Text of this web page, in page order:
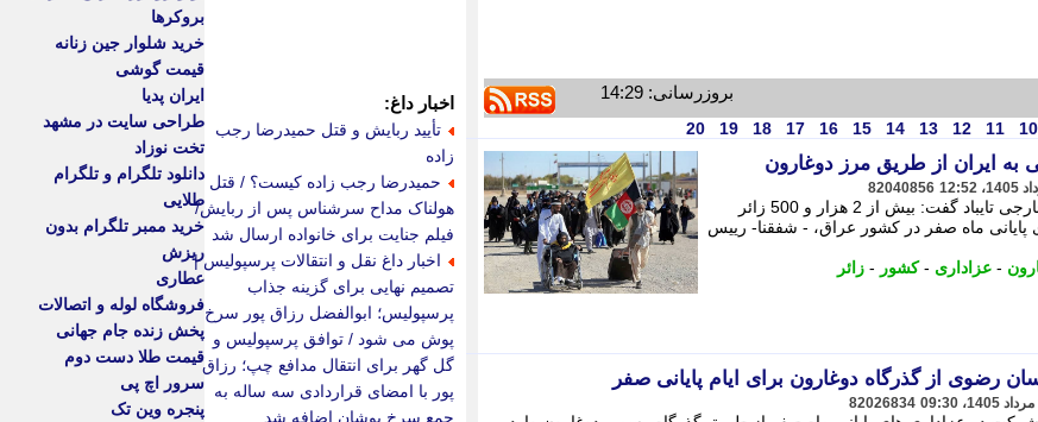
بروزرسانی: 14:29
10
11
12
13
14
15
16
17
18
19
20
82040856
رییس نمایندگی اداره امور اتباع و مهاجرین خارجی تایباد گفت: بیش از 2 هزار و 500 زائر
پایانی ماه صفر در کشور عراق، - شفقنا- رییس
- عزاداری -کشور - زائر
82026834
اخبار داغ:
تأیید ربایش و قتل حمیدرضا رجب
زاده
حمیدرضا رجب زاده کیست؟ / قتل
هولناک مداح سرشناس پس از ربایش/
فیلم جنایت برای خانواده ارسال شد
اخبار داغ نقل و انتقالات پرسپولیس |
تصمیم نهایی برای گزینه جذاب
پرسپولیس؛ ابوالفضل رزاق پور سرخ
پوش می شود / توافق پرسپولیس و
گل گهر برای انتقال مدافع چپ؛ رزاق
پور با امضای قراردادی سه ساله به
جمع سرخ پوشان اضافه شد
بروکرها
خرید شلوار جین زنانه
قیمت گوشی
ایران پدیا
طراحی سایت در مشهد
تخت نوزاد
دانلود تلگرام و تلگرام
طلایی
خرید ممبر تلگرام بدون
ریزش
عطاری
فروشگاه لوله و اتصالات
پخش زنده جام جهانی
قیمت طلا دست دوم
سرور اچ پی
پنجره وین تک